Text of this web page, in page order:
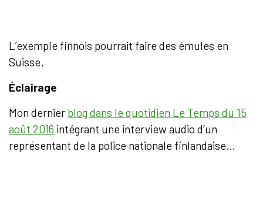
L’exemple finnois pourrait faire des émules en
Suisse.
Éclairage
Mon dernier blog dans le quotidien Le Temps du 15
août 2016 intégrant une interview audio d’un
représentant de la police nationale finlandaise…